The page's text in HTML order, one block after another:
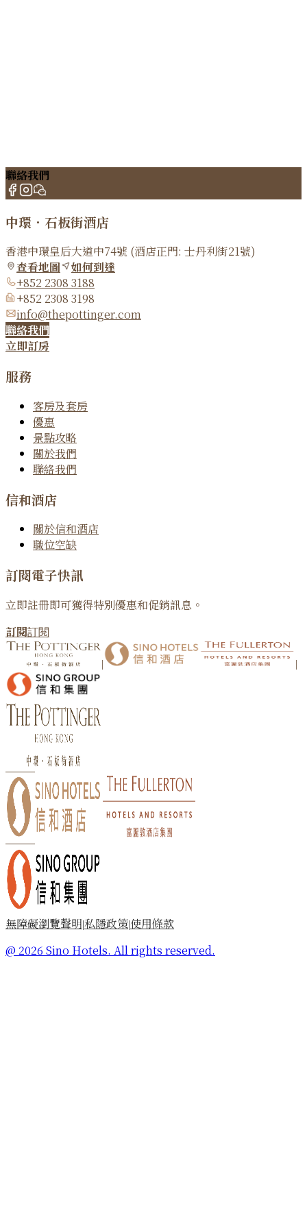
聯絡我們
中環．石板街酒店
香港中環皇后大道中74號 (酒店正門: 士丹利街21號)
查看地圖
如何到達
+852 2308 3188
+852 2308 3198
info@thepottinger.com
聯絡我們
立即訂房
服務
客房及套房
優惠
景點攻略
關於我們
聯絡我們
信和酒店
關於信和酒店
職位空缺
訂閱電子快訊
立即註冊即可獲得特別優惠和促銷訊息。
訂閱訂閱
| |
無障礙瀏覽聲明|私隱政策|使用條款
@ 2026 Sino Hotels. All rights reserved.